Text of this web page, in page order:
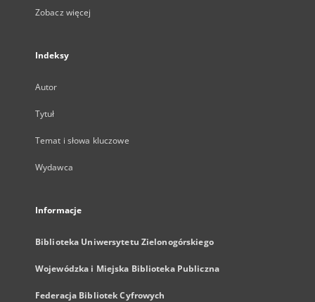
Zobacz więcej
Indeksy
Autor
Tytuł
Temat i słowa kluczowe
Wydawca
Informacje
Biblioteka Uniwersytetu Zielonogórskiego
Wojewódzka i Miejska Biblioteka Publiczna
Federacja Bibliotek Cyfrowych